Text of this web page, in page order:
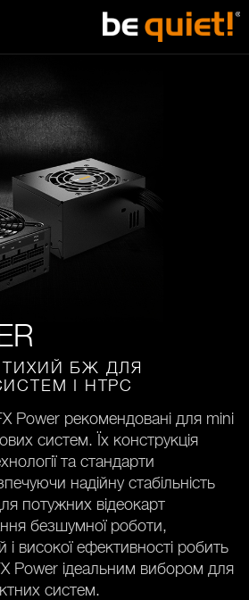
БЖ ДЛЯ
І HTPC
Power рекомендовані для mini
систем. Їх конструкція
та стандарти
надійну стабільність
потужних відеокарт
безшумної роботи,
високої ефективності робить
Power ідеальним вибором для
систем.